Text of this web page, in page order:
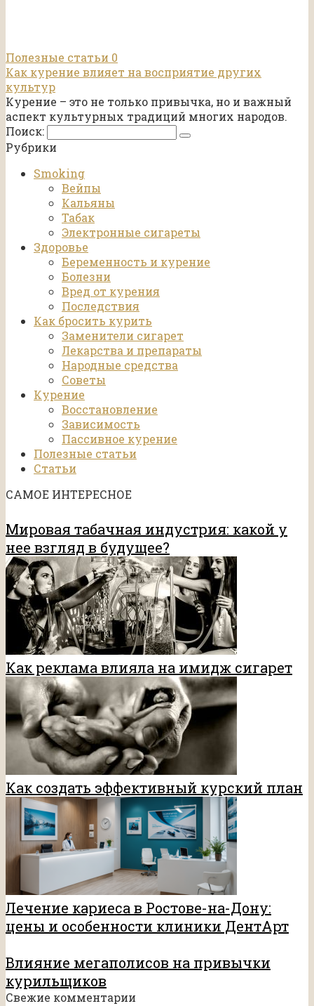
Полезные статьи 0
Как курение влияет на восприятие других
культур
Курение – это не только привычка, но и важный
аспект культурных традиций многих народов.
Поиск:
Рубрики
Smoking
Вейпы
Кальяны
Табак
Электронные сигареты
Здоровье
Беременность и курение
Болезни
Вред от курения
Последствия
Как бросить курить
Заменители сигарет
Лекарства и препараты
Народные средства
Советы
Курение
Восстановление
Зависимость
Пассивное курение
Полезные статьи
Статьи
САМОЕ ИНТЕРЕСНОЕ
Мировая табачная индустрия: какой у
нее взгляд в будущее?
Как реклама влияла на имидж сигарет
Как создать эффективный курский план
Лечение кариеса в Ростове-на-Дону:
цены и особенности клиники ДентАрт
Влияние мегаполисов на привычки
курильщиков
Свежие комментарии